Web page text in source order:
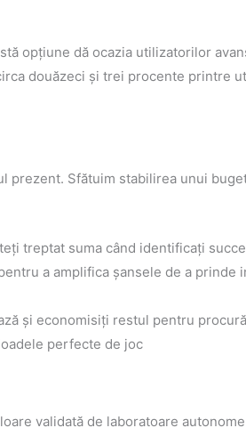
opțiune dă ocazia utilizatorilor
douăzeci și trei procente printre
Sfătuim stabilirea unui
treptat suma când identificați
a amplifica șansele de a prinde
și economisiți restul pentru
perfecte de joc
validată de laboratoare